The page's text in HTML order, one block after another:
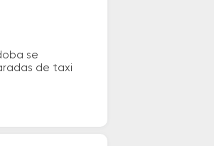
se
de taxi